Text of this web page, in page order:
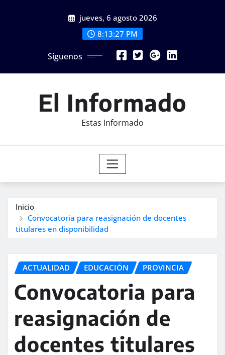
jueves, 6 agosto 2026
8:13:29 PM
Síguenos
El Informado
Estas Informado
Inicio
Convocatoria para reasignación de docentes
titulares en disponibilidad
ACTUALIDAD EDUCACIÓN PROVINCIA
Convocatoria para
reasignación de
docentes titulares